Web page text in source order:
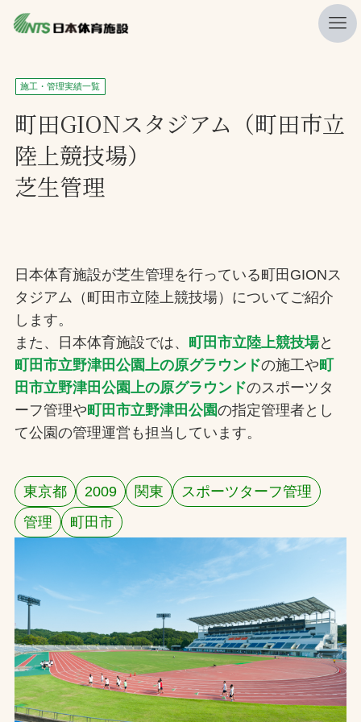
私たちの強み
ニュース
プレスリリース
レポート
会社概要
採用情報
検索
お問合せ
お取引先の皆様へ
ソーシャルメディアポリシー
Instagram
FacebookYouTube
文字の見えづらさや操作にお困りの方へ
施工・管理実績一覧
町田GIONスタジアム（町田市立
陸上競技場）
芝生管理
日本体育施設が芝生管理を行っている町田GIONス
タジアム（町田市立陸上競技場）についてご紹介
します。
また、日本体育施設では、 町田市立陸上競技場と
町田市立野津田公園上の原グラウンドの施工や町
田市立野津田公園上の原グラウンドのスポーツタ
ーフ管理や町田市立野津田公園の指定管理者とし
て公園の管理運営も担当しています。
東京都 2009 関東
スポーツターフ管理
管理
町田市